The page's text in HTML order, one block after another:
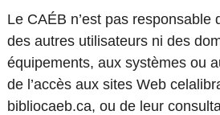
Le CAÉB n’est pas responsable
des autres utilisateurs ni des
équipements, aux systèmes ou
de l’accès aux sites Web
bibliocaeb.ca, ou de leur